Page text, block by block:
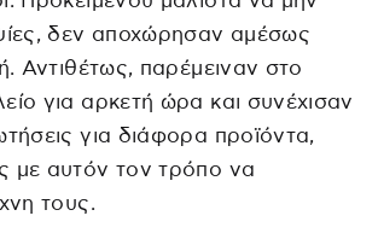
δεν αποχώρησαν αμέσως
Αντιθέτως, παρέμειναν στο
για αρκετή ώρα και συνέχισαν
για διάφορα προϊόντα,
με αυτόν τον τρόπο να
τους.